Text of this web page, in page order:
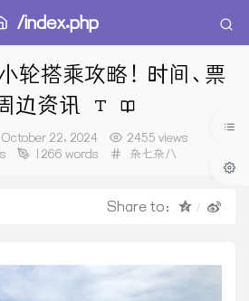
/index.php
轮搭乘攻略！时间、票
边资讯
发
布
October 22, 2024
2455 views
1266 words Categories：
杂七杂八
Share to：